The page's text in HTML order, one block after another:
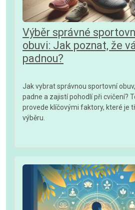
Výběr správné
obuvi: Jak poznat, že
padnou?
Jak vybrat správnou sportovní
padne a zajistí pohodlí při cvičení?
provede klíčovými faktory, které je
výběru.